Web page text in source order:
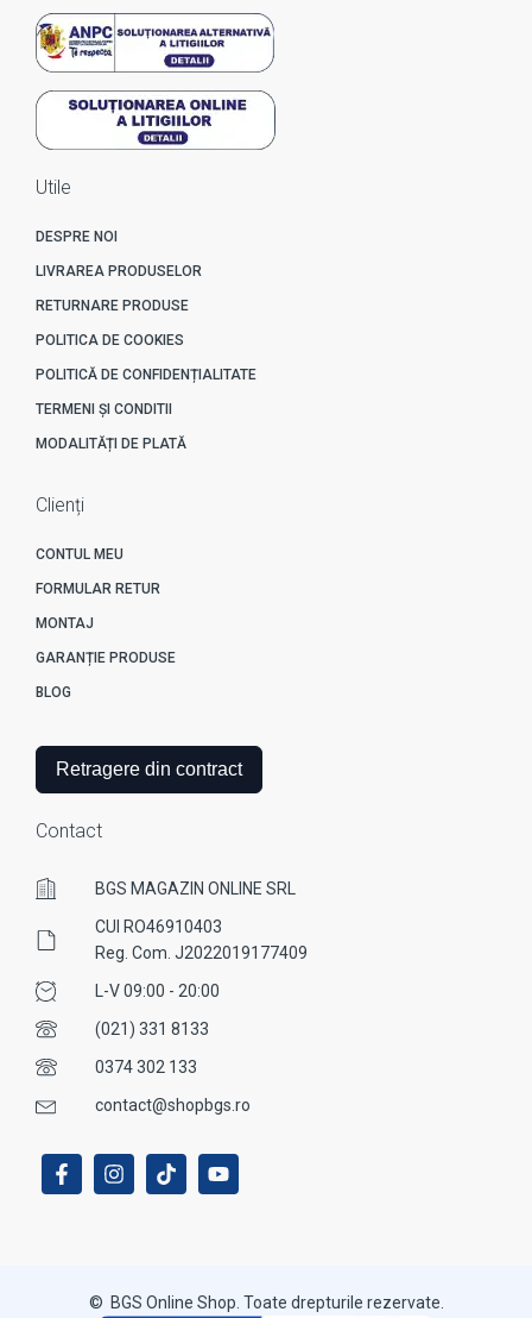
Utile
DESPRE NOI
LIVRAREA PRODUSELOR
RETURNARE PRODUSE
POLITICA DE COOKIES
POLITICĂ DE CONFIDENȚIALITATE
TERMENI ȘI CONDITII
MODALITĂȚI DE PLATĂ
Clienți
CONTUL MEU
FORMULAR RETUR
MONTAJ
GARANȚIE PRODUSE
BLOG
Retragere din contract
Contact
BGS MAGAZIN ONLINE SRL
CUI RO46910403
Reg. Com. J2022019177409
L-V 09:00 - 20:00
(021) 331 8133
0374 302 133
contact@shopbgs.ro
© BGS Online Shop. Toate drepturile rezervate.